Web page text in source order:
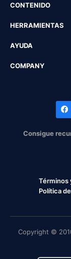
CONTENIDO
HERRAMIENTAS
AYUDA
COMPANY
Consigue
Términos
Política
Copyright ©